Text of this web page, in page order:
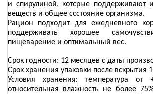
и спирулиной, которые поддерживают
веществ и общее состояние организма.
Рацион подходит для ежедневного
поддерживать хорошее
пищеварение и оптимальный вес.
Срок годности: 12 месяцев с даты
Срок хранения упаковки после вскрытия
Условия хранения: температура
относительная влажность не более